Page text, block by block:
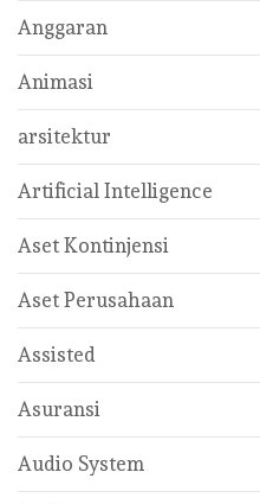
Anggaran
Animasi
arsitektur
Artificial Intelligence
Aset Kontinjensi
Aset Perusahaan
Assisted
Asuransi
Audio System